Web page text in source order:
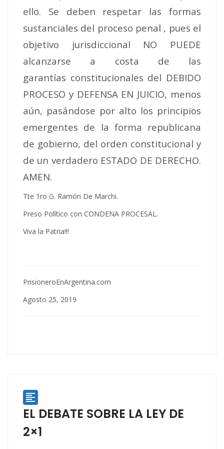
ello. Se deben respetar las formas
sustanciales del proceso penal , pues el
objetivo jurisdiccional NO PUEDE
alcanzarse a costa de las
garantías constitucionales del DEBIDO
PROCESO y DEFENSA EN JUICIO, menos
aún, pasándose por alto los principios
emergentes de la forma republicana
de gobierno, del orden constitucional y
de un verdadero ESTADO DE DERECHO.
AMEN.
Tte 1ro G. Ramón De Marchi.
Preso Político con CONDENA PROCESAL.
Viva la Patria!!!
PrisioneroEnArgentina.com
Agosto 25, 2019

EL DEBATE SOBRE LA LEY DE
2×1